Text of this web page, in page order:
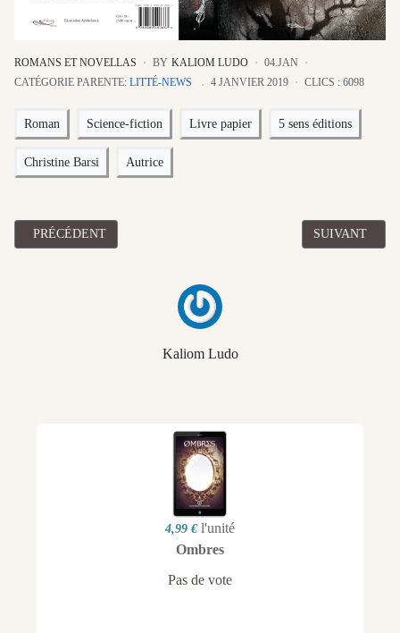
ROMANS ET NOVELLAS BY KALIOM LUDO
04.JAN
CATÉGORIE PARENTE: LITTÉ-NEWS 4 JANVIER 2019 CLICS : 6098
Kaliom Ludo
Roman Science-fiction Livre papier 5 sens éditions
Christine Barsi Autrice
ARTICLE PRÉCÉDENT : [ROMAN] "LA REINE DU DIABLE
PRÉCÉDENT ARTICLE
SUIVANT
4,99 € l'unité
Ombres
Pas de vote